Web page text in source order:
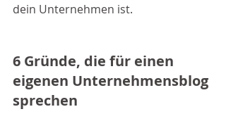
dein Unternehmen ist.
6 Gründe, die für einen
eigenen Unternehmensblog
sprechen